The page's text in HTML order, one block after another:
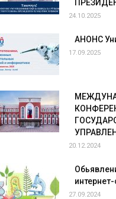
24.10.2025
АНОНС
17.09.2025
20.12.2024
27.09.2024